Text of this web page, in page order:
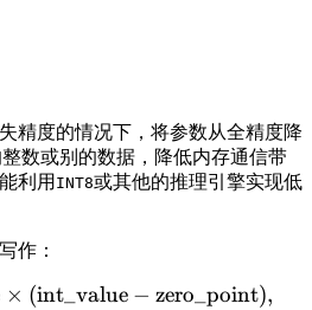
精度的情况下，将参数从全精度降
数或别的数据，降低内存通信带
利用 INT8或其他的推理引擎实现低
作：
× (int_value − zero_point),